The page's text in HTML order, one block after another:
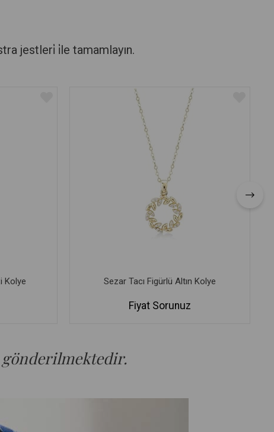
jestleri̇ i̇le tamamlayın.
Kolye Sezar Tacı Figürlü Altın Kolye
Fiyat Sorunuz
gönderilmektedir.